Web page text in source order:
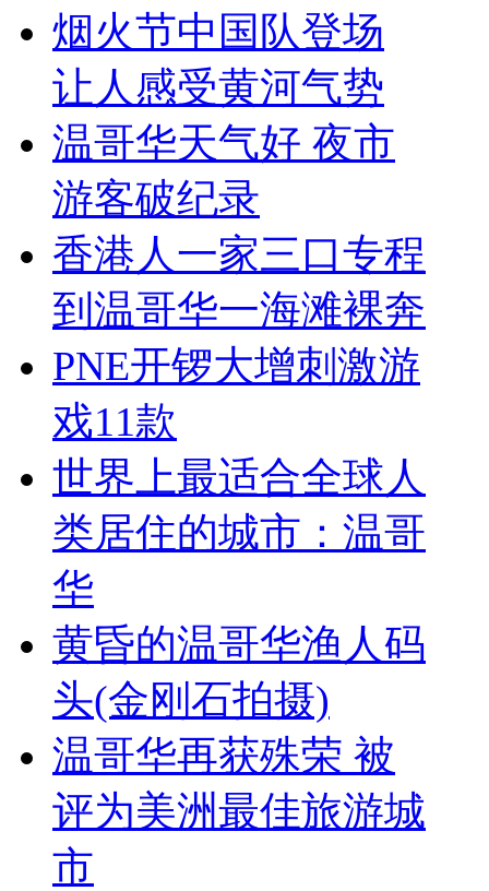
烟火节中国队登场
让人感受黄河气势
温哥华天气好 夜市
游客破纪录
香港人一家三口专程
到温哥华一海滩裸奔
PNE开锣大增刺激游
戏11款
世界上最适合全球人
类居住的城市：温哥
华
黄昏的温哥华渔人码
头(金刚石拍摄)
温哥华再获殊荣 被
评为美洲最佳旅游城
市